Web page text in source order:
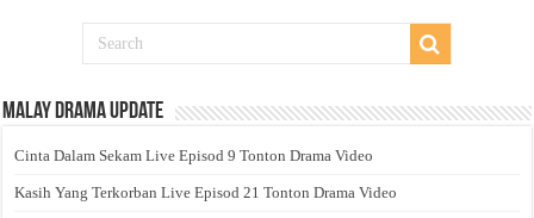
Malay Drama Update
Cinta Dalam Sekam Live Episod 9 Tonton Drama Video
Kasih Yang Terkorban Live Episod 21 Tonton Drama Video